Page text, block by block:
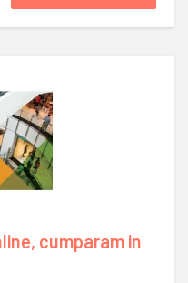
cumparam in